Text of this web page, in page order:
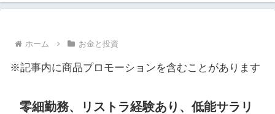
ホーム お金と投資
※記事内に商品プロモーションを含むことがあります
零細勤務、リストラ経験あり、低能サラリ